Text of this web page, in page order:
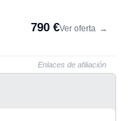
790 €Ver oferta →
Enlaces de afiliación